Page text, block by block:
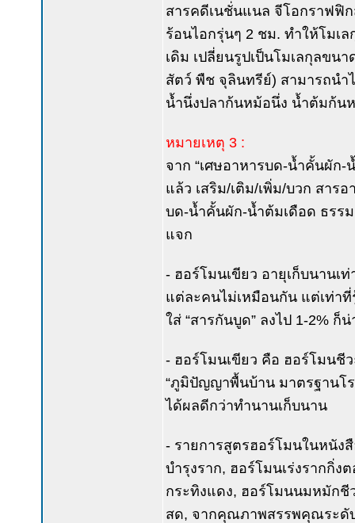
สารคดีเนชั่นแนล จีโอกราฟฟิ
ร้อนไอกรุ่นๆ 2 ชม. ทำให้โมเ
เดิม เปลี่ยนรูปเป็นโมเลกุลขน
สัตว์ พืช จุลินทรีย์) สามารถนำ
น้ำนึ่งปลาก้นหม้อนึ่ง น้ำต้มก้น
หมายเหตุ 3 :
จาก “เศษอาหารบด-น้ำคั้นผัก-
แล้ว เสริม/เติม/เพิ่ม/บวก สาร
บด-น้ำคั้นผัก-น้ำต้มเดือด ธรร
แจก
- ฮอร์โมนเขียว อายุเก็บนานเ
แต่ละคนไม่เหมือนกัน แต่เท่าที่
ใส่ “สารกันบูด” ลงไป 1-2% ก็
- ฮอร์โมนเขียว คือ ฮอร์โมนชี
“ภูมิปัญญาพื้นบ้าน มาตรฐานโร
ได้ผลดีกว่าทำนานเก็บนาน
- รายการสูตรฮอร์โมนในหนัง
บำรุงราก, ฮอร์โมนเร่งรากกิ่
กระทิงแดง, ฮอร์โมนนมหมักชี
สด, จากคุณภาพสรรพคุณระดับ